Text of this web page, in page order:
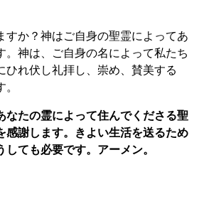
すか？神はご自身の聖霊によってあ
。神は、ご自身の名によって私たち
ひれ伏し礼拝し、崇め、賛美する
なたの霊によって住んでくださる聖
感謝します。きよい生活を送るため
ても必要です。アーメン。